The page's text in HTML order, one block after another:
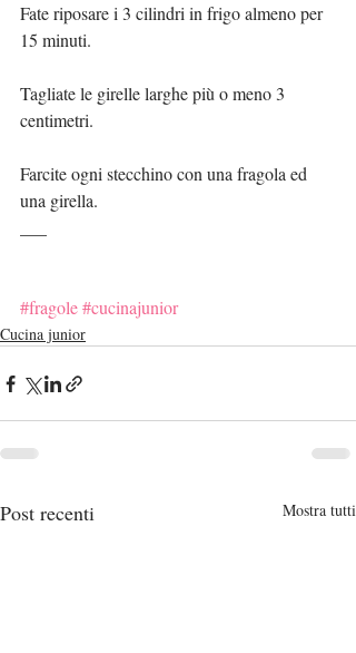
Fate riposare i 3 cilindri in frigo almeno per
15 minuti.
Tagliate le girelle larghe più o meno 3
centimetri.
Farcite ogni stecchino con una fragola ed
una girella.
#fragole#cucinajunior
Cucina junior
Post recenti Mostra tutti